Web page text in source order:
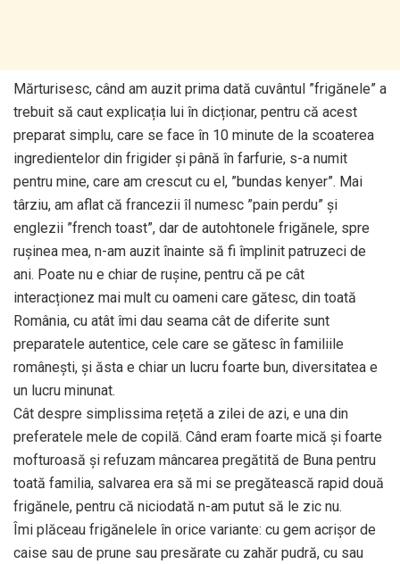
Mărturisesc, când am auzit prima dată cuvântul ”frigănele” a
trebuit să caut explicația lui în dicționar, pentru că acest
preparat simplu, care se face în 10 minute de la scoaterea
ingredientelor din frigider și până în farfurie, s-a numit
pentru mine, care am crescut cu el, ”bundas kenyer”. Mai
târziu, am aflat că francezii îl numesc ”pain perdu” și
englezii ”french toast”, dar de autohtonele frigănele, spre
rușinea mea, n-am auzit înainte să fi împlinit patruzeci de
ani. Poate nu e chiar de rușine, pentru că pe cât
interacționez mai mult cu oameni care gătesc, din toată
România, cu atât îmi dau seama cât de diferite sunt
preparatele autentice, cele care se gătesc în familiile
românești, și ăsta e chiar un lucru foarte bun, diversitatea e
un lucru minunat.
Cât despre simplissima rețetă a zilei de azi, e una din
preferatele mele de copilă. Când eram foarte mică și foarte
mofturoasă și refuzam mâncarea pregătită de Buna pentru
toată familia, salvarea era să mi se pregătească rapid două
frigănele, pentru că niciodată n-am putut să le zic nu.
Îmi plăceau frigănelele în orice variante: cu gem acrișor de
caise sau de prune sau presărate cu zahăr pudră, cu sau